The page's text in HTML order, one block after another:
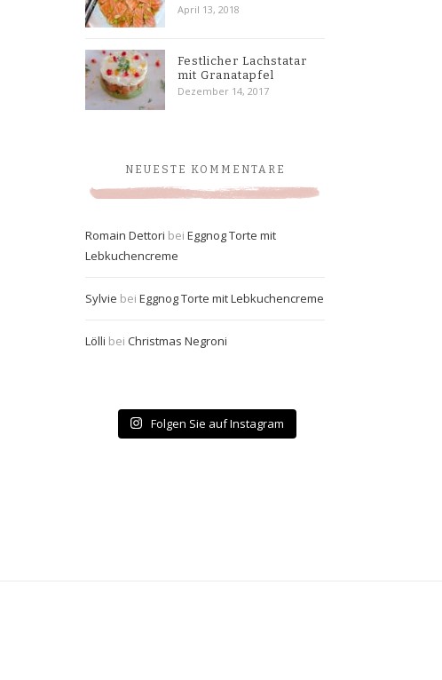
April 13, 2018
Festlicher Lachstatar
mit Granatapfel
Dezember 14, 2017
NEUESTE KOMMENTARE
Romain Dettori bei Eggnog Torte mit
Lebkuchencreme
Sylvie bei Eggnog Torte mit Lebkuchencreme
Lölli bei Christmas Negroni
Folgen Sie auf Instagram